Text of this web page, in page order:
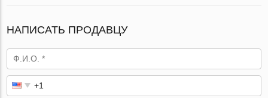
НАПИСАТЬ ПРОДАВЦУ